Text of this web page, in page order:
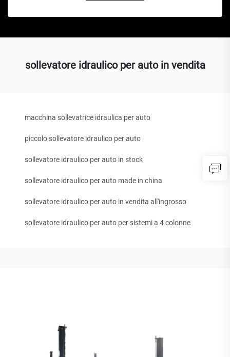
sollevatore idraulico per auto in vendita
macchina sollevatrice idraulica per auto
piccolo sollevatore idraulico per auto
sollevatore idraulico per auto in stock
sollevatore idraulico per auto made in china
sollevatore idraulico per auto in vendita all'ingrosso
sollevatore idraulico per auto per sistemi a 4 colonne